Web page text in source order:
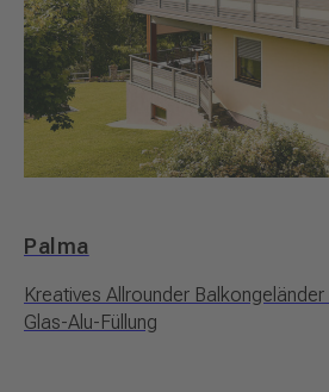
Palma
Kreatives Allrounder
Glas-Alu-Füllung